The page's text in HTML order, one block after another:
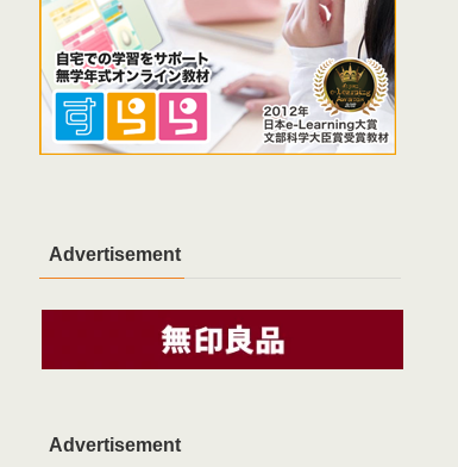
Advertisement
Advertisement